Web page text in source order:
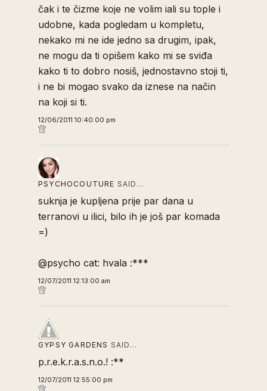
čak i te čizme koje ne volim iali su tople i
udobne, kada pogledam u kompletu,
nekako mi ne ide jedno sa drugim, ipak,
ne mogu da ti opišem kako mi se sviđa
kako ti to dobro nosiš, jednostavno stoji ti,
i ne bi mogao svako da iznese na način
na koji si ti.
12/06/2011 10:40:00 pm
PSYCHOCOUTURE SAID…
suknja je kupljena prije par dana u
terranovi u ilici, bilo ih je još par komada
=)
@psycho cat: hvala :***
12/07/2011 12:13:00 am
GYPSY GARDENS SAID…
p.r.e.k.r.a.s.n.o.! :**
12/07/2011 12:55:00 pm